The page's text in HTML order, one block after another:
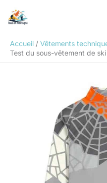
Accueil
Vêtements
Test du sous-vêtement de